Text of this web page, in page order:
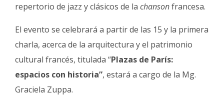
repertorio de jazz y clásicos de la chansonfrancesa.
El evento se celebrará a partir de las 15 y la primera
charla, acerca de la arquitectura y el patrimonio
cultural francés, titulada “Plazas de París:
espacios con historia”, estará a cargo de la Mg.
Graciela Zuppa.